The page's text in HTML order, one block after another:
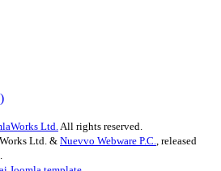
Ltd.All rights reserved.
Ltd. & Nuevvo Webware P.C., released